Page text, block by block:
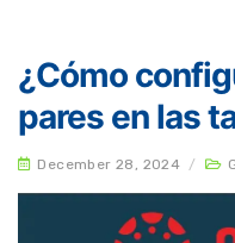
¿Cómo
pares en las
December 28, 2024 /